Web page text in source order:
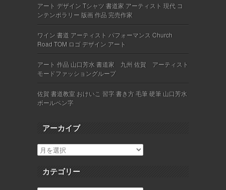
アート デザイン Tシャツ 書道家 アーティスト 現代 コ
ンテンポラリー 版画 作品 完売作家
ワイン 書道 アーティスト パフォーマンス Church
Road TOM ロゴ デザイン アート
アート 作品 山口芳水 書道家 九州 佐賀 アーティスト
モードファッショングループ
佐賀 書道教室 おけいこ 習字 書き方 毛筆 硬筆 山口芳水
ボールペン字
アーカイブ
カテゴリー